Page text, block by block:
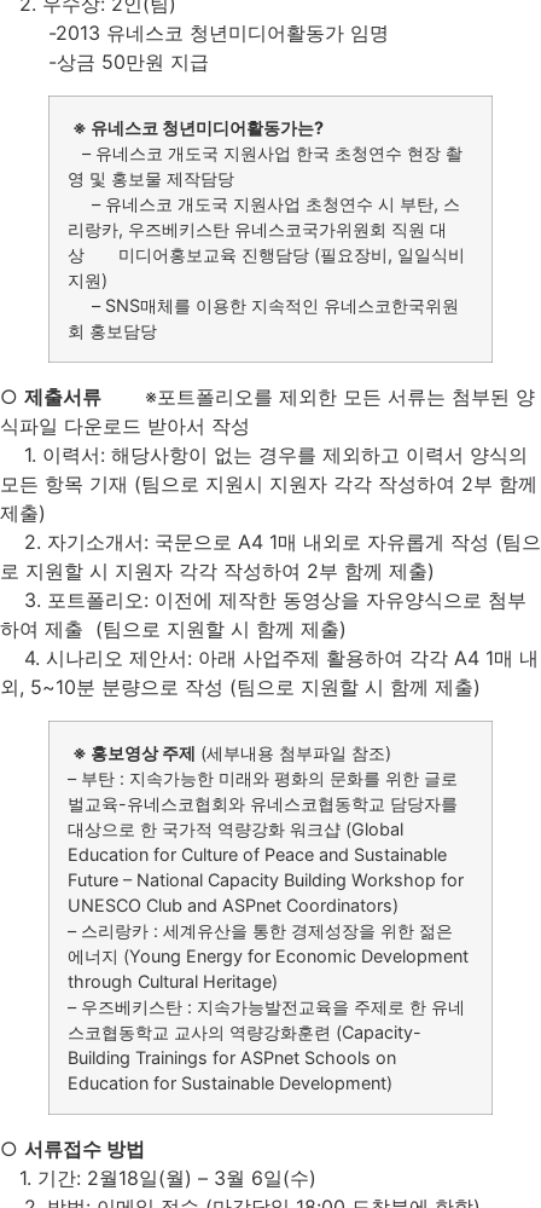
-2013 유네스코 청년미디어활동가 임명
-상금 50만원 지급
※ 유네스코 청년미디어활동가는?
– 유네스코 개도국 지원사업 한국 초청연수 현장 촬
영 및 홍보물 제작담당
– 유네스코 개도국 지원사업 초청연수 시 부탄, 스
리랑카, 우즈베키스탄 유네스코국가위원회 직원 대
상 미디어홍보교육 진행담당 (필요장비, 일일식비
지원)
– SNS매체를 이용한 지속적인 유네스코한국위원
회 홍보담당
○ 제출서류 ※포트폴리오를 제외한 모든 서류는 첨부된 양
식파일 다운로드 받아서 작성
1. 이력서: 해당사항이 없는 경우를 제외하고 이력서 양식의
모든 항목 기재 (팀으로 지원시 지원자 각각 작성하여 2부 함께
제출)
2. 자기소개서: 국문으로 A4 1매 내외로 자유롭게 작성 (팀으
로 지원할 시 지원자 각각 작성하여 2부 함께 제출)
3. 포트폴리오: 이전에 제작한 동영상을 자유양식으로 첨부
하여 제출 (팀으로 지원할 시 함께 제출)
4. 시나리오 제안서: 아래 사업주제 활용하여 각각 A4 1매 내
외, 5~10분 분량으로 작성 (팀으로 지원할 시 함께 제출)
※ 홍보영상 주제 (세부내용 첨부파일 참조)
– 부탄 : 지속가능한 미래와 평화의 문화를 위한 글로
벌교육-유네스코협회와 유네스코협동학교 담당자를
대상으로 한 국가적 역량강화 워크샵 (Global
Education for Culture of Peace and Sustainable
Future – National Capacity Building Workshop for
UNESCO Club and ASPnet Coordinators)
– 스리랑카 : 세계유산을 통한 경제성장을 위한 젊은
에너지 (Young Energy for Economic Development
through Cultural Heritage)
– 우즈베키스탄 : 지속가능발전교육을 주제로 한 유네
스코협동학교 교사의 역량강화훈련 (Capacity-
Building Trainings for ASPnet Schools on
Education for Sustainable Development)
○ 서류접수 방법
1. 기간: 2월18일(월) – 3월 6일(수)